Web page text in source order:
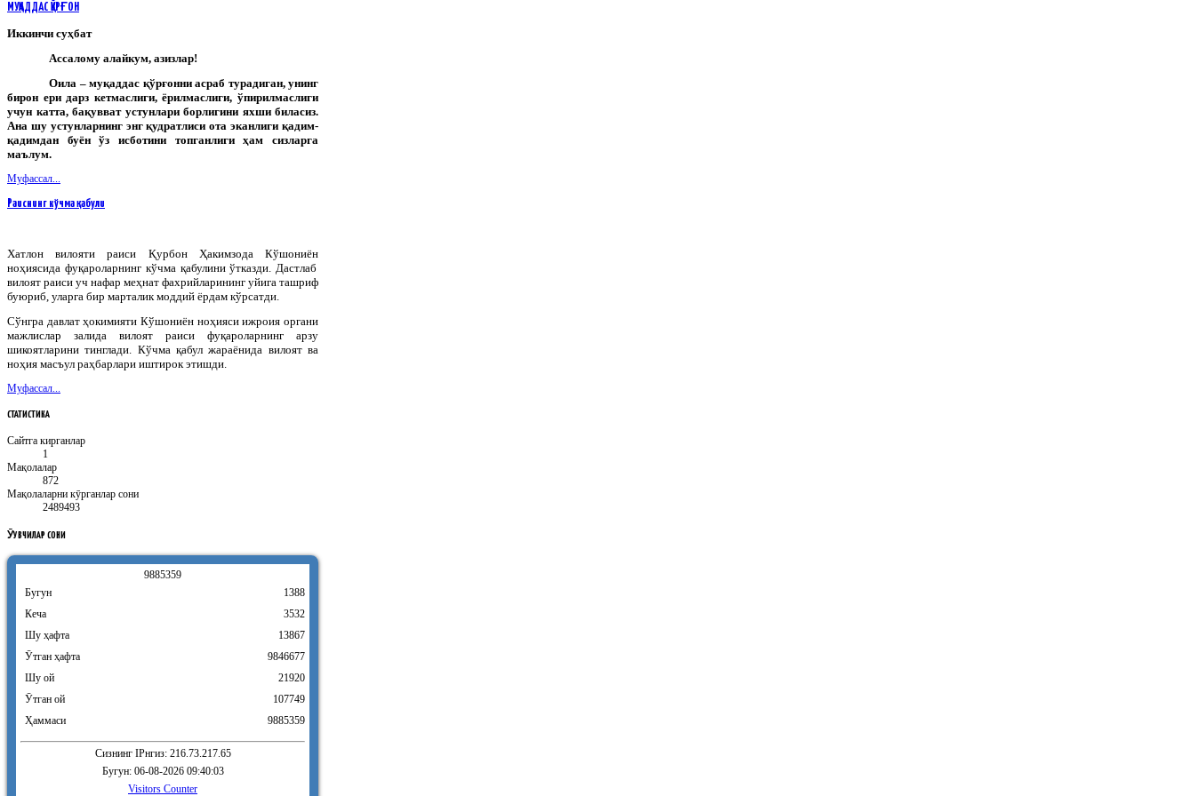
МУҚАДДАС ҚЎРҒОН
Иккинчи суҳбат
Ассалому алайкум, азизлар!
Оила – муқаддас қўрғонни асраб турадиган, унинг
бирон ери дарз кетмаслиги, ёрилмаслиги, ўпирилмаслиги
учун катта, бақувват устунлари борлигини яхши биласиз.
Ана шу устунларнинг энг қудратлиси ота эканлиги қадим-
қадимдан буён ўз исботини топганлиги ҳам сизларга
маълум.
Муфассал...
Раиснинг кўчма қабули
Хатлон вилояти раиси Қурбон Ҳакимзода
Кўшониён
ноҳиясида фуқароларнинг кўчма қабулини ўтказди Дастлаб
вилоят раиси уч нафар меҳнат фахрийларининг уйига ташриф
буюриб, уларга бир марталик моддий ёрдам кўрсатди.
Сўнгра давлат ҳокимияти Кўшониён ноҳияси ижроия органи
мажлислар залида вилоят раиси фуқароларнинг арзу
шикоятларини тинглади. Кўчма қабул жараёнида вилоят ва
ноҳия масъул раҳбарлари иштирок этишди.
Муфассал...
СТАТИСТИКА
Сайтга кирганлар
1
Мақолалар
872
Мақолаларни кӯрганлар сони
2489493
ӮҚУВЧИЛАРСОНИ
9885359
Бугун
Кеча
Шу ҳафта
Ӯтган ҳафта
Шу ой
Ӯтган ой
Ҳаммаси
1388
3532
13867
9846677
21920
107749
9885359
Сизнинг IPнгиз: 216.73.217.65
Бугун: 06-08-2026 09:40:03
Visitors Counter